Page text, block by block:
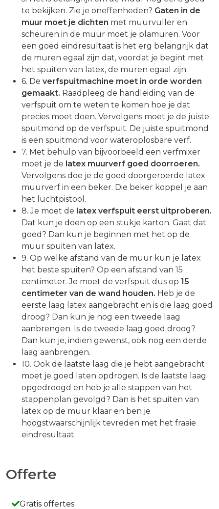
te bekijken. Zie je oneffenheden? Gaten in de
muur moet je dichten met muurvuller en
scheuren in de muur moet je plamuren. Voor
een goed eindresultaat is het erg belangrijk dat
de muren egaal zijn dat, voordat je begint met
het spuiten van latex, de muren egaal zijn.
6. De verfspuitmachine moet in orde worden
gemaakt. Raadpleeg de handleiding van de
verfspuit om te weten te komen hoe je dat
precies moet doen. Vervolgens moet je de juiste
spuitmond op de verfspuit. De juiste spuitmond
is een spuitmond voor wateroplosbare verf.
7. Met behulp van bijvoorbeeld een verfmixer
moet je de latex muurverf goed doorroeren.
Vervolgens doe je de goed doorgeroerde latex
muurverf in een beker. Die beker koppel je aan
het luchtpistool.
8. Je moet de latex verfspuit eerst uitproberen.
Dat kun je doen op een stukje karton. Gaat dat
goed? Dan kun je beginnen met het op de
muur spuiten van latex.
9. Op welke afstand van de muur kun je latex
het beste spuiten? Op een afstand van 15
centimeter. Je moet de verfspuit dus op 15
centimeter van de wand houden. Heb je de
eerste laag latex aangebracht en is die laag goed
droog? Dan kun je nog een tweede laag
aanbrengen. Is de tweede laag goed droog?
Dan kun je, indien gewenst, ook nog een derde
laag aanbrengen.
10. Ook de laatste laag die je hebt aangebracht
moet je goed laten opdrogen. Is de laatste laag
opgedroogd en heb je alle stappen van het
stappenplan gevolgd? Dan is het spuiten van
latex op de muur klaar en ben je
hoogstwaarschijnlijk tevreden met het fraaie
eindresultaat.
Offerte
Gratis offertes